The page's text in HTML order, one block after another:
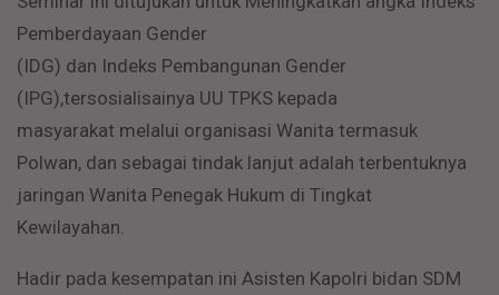
Pemberdayaan Gender
(IDG) dan Indeks Pembangunan Gender
(IPG),tersosialisainya UU TPKS kepada
masyarakat melalui organisasi Wanita termasuk
Polwan, dan sebagai tindak lanjut adalah terbentuknya
jaringan Wanita Penegak Hukum di Tingkat
Kewilayahan.
Hadir pada kesempatan ini Asisten Kapolri bidan SDM